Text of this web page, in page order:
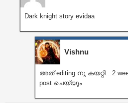
Dark knight story evidaa
Vishnu
അത് editing നു കയറ്റി…2
post ചെയ്യും